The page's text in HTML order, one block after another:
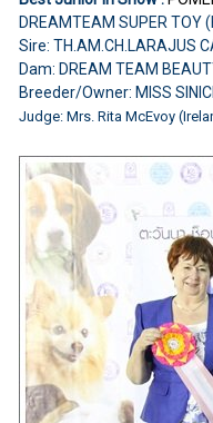
DREAMTEAM SUPER TOY
Sire: TH.AM.CH.LARAJUS
Dam: DREAM TEAM
Breeder/Owner: MISS
Judge: Mrs. Rita McEvoy